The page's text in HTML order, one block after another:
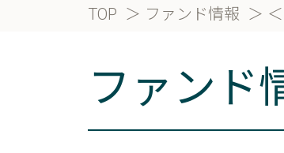
TOP ファンド情報
ファンド